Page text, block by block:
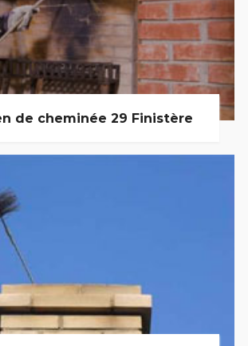
de cheminée 29 Finistère